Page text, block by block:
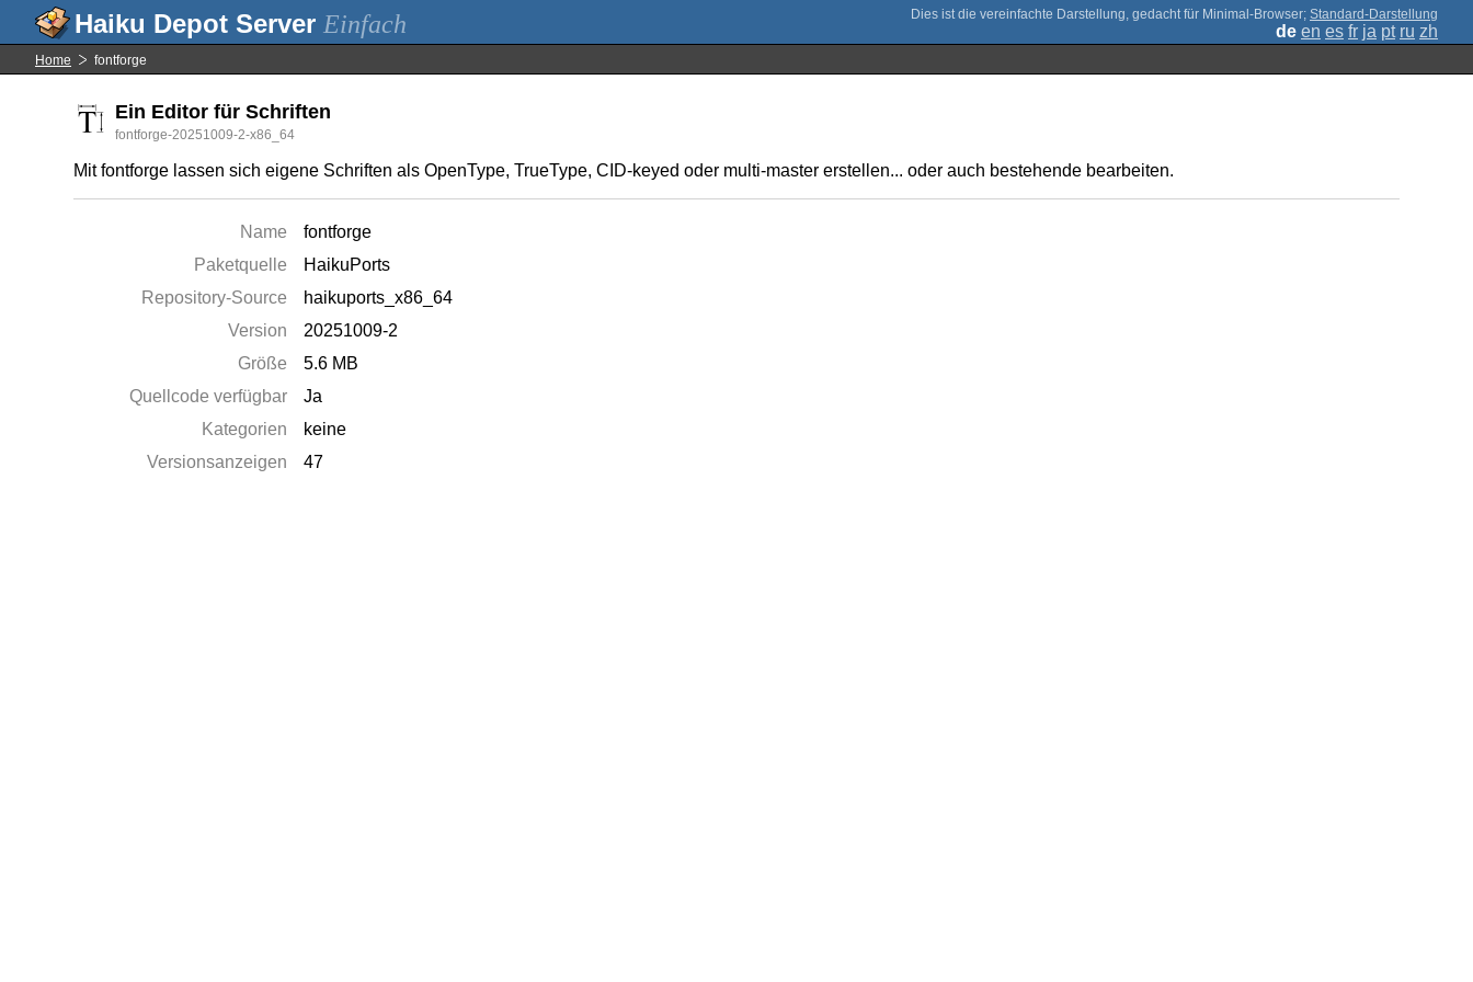
Einfach ; Standard-Darstellung
de en es fr ja pt ru zh
Home fontforge
Ein Editor für Schriften
fontforge-20251009-2-x86_64
Mit fontforge lassen sich eigene Schriften als OpenType, TrueType, CID-keyed oder multi-master erstellen... oder auch bestehende bearbeiten.
Name
fontforge
Paketquelle
HaikuPorts
Repository-Source
haikuports_x86_64
Version
20251009-2
Größe
5.6 MB
Quellcode verfügbar
Ja
Kategorien
keine
Versionsanzeigen
47